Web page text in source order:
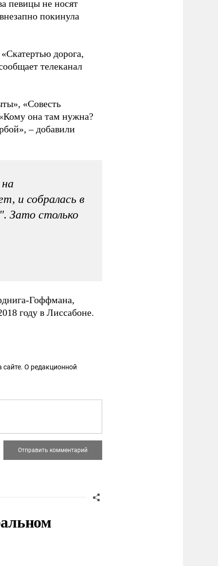
певицы не носят
покинула
дорога,
телеканал
«Совесть
она там нужна?
– добавили
и собралась в
Зато столько
Гоффмана,
году в Лиссабоне.
сайте. О редакционной